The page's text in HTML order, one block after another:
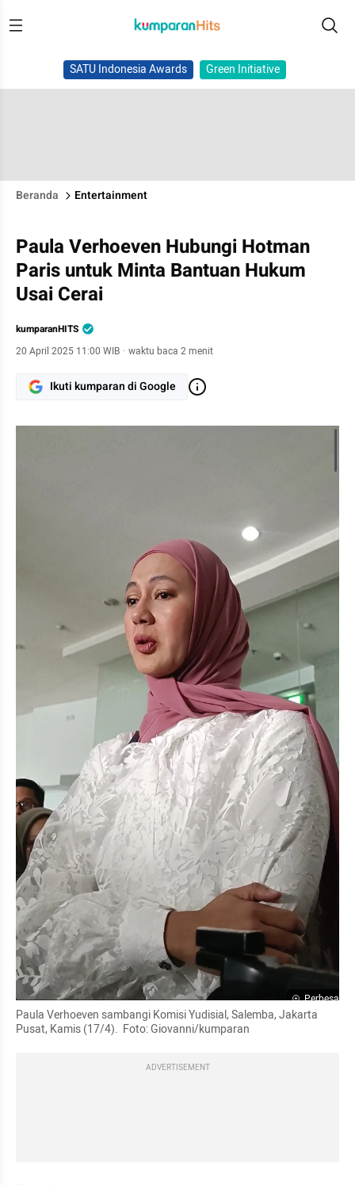
SATU Indonesia Awards Green Initiative
Beranda Entertainment
Paula Verhoeven Hubungi Hotman
Paris untuk Minta Bantuan Hukum
Usai Cerai
kumparanHITS
20 April 2025 11:00 WIB · waktu baca 2 menit
Ikuti kumparan di Google
Perbesar
Paula Verhoeven sambangi Komisi Yudisial, Salemba, Jakarta
Pusat, Kamis (17/4).  Foto: Giovanni/kumparan
ADVERTISEMENT